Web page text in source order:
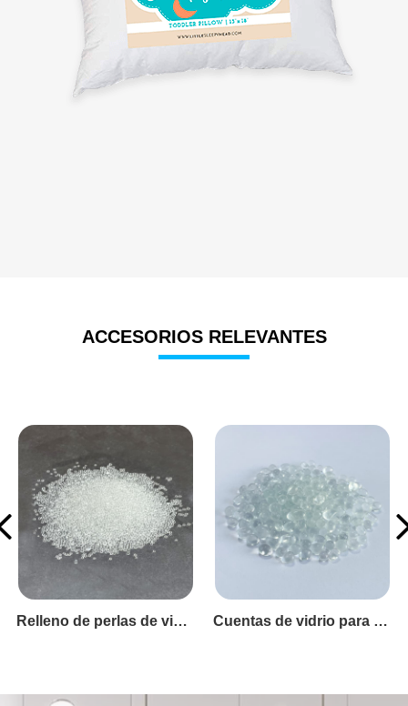
ACCESORIOS RELEVANTES
Microesferas de vidrio para lastrar juguetes Cuentas de vidrio para manta con peso